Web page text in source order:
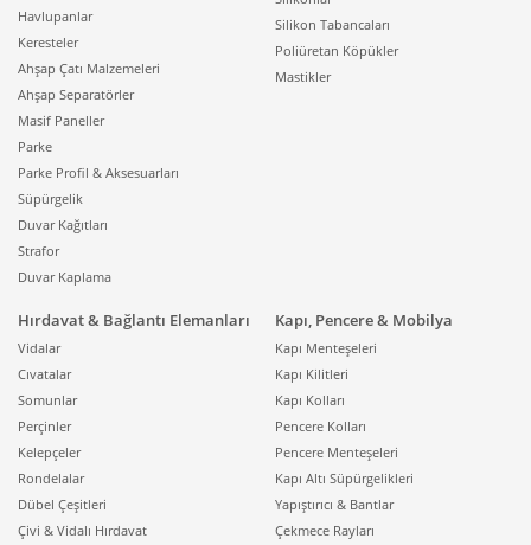
alanlarında yüzey dayanımı ve temizlenebilirlik öne
çıkarken, konut projelerinde doku ve renk uyumu daha
baskın bir kriter olabilir. Nemli hacimlerde ahşap
uygulaması yapılacaksa, malzeme seçimi ve
havalandırma planı daha hassas kurgulanmalıdır.
Ayrıca sistemin uzun ömürlü olması için taşıyıcı altyapı,
montaj elemanları ve bitiş detaylarının birbiriyle
uyumlu olması gerekir. Yüzey ne kadar kaliteli olursa
olsun, alt konstrüksiyon doğru kurgulanmadığında
zamanla sehim, açıklık veya birleşim hataları
görülebilir. Bu nedenle ahşap tavan ve duvar
bir sistem çözümü olarak ele alınmalıdır.
Ahşap Tavan Sistemleri
ile Asma Tavan Kurgusu
ve Aydınlatma
Uyumunun Gücü
Havlupanlar
Keresteler
Ahşap Çatı Malzemeleri
Ahşap Separatörler
Masif Paneller
Parke
Parke Profil & Aksesuarları
Süpürgelik
Duvar Kağıtları
Strafor
Duvar Kaplama
Silikon Tabancaları
Poliüretan Köpükler
Mastikler
Hırdavat & Bağlantı Elemanları
Vidalar
Cıvatalar
Somunlar
Perçinler
Kelepçeler
Rondelalar
Dübel Çeşitleri
Çivi & Vidalı Hırdavat
Kapı, Pencere & Mobilya
Kapı Menteşeleri
Kapı Kilitleri
Kapı Kolları
Pencere Kolları
Pencere Menteşeleri
Kapı Altı Süpürgelikleri
Yapıştırıcı & Bantlar
Çekmece Rayları